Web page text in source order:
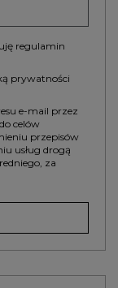
regulamin
prywatności
e-mail przez
celów
przepisów
usług drogą
za